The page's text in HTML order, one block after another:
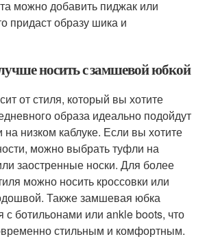
можно добавить пиджак или
придаст образу шика и
носить с замшевой юбкой
от стиля, который вы хотите
образа идеально подойдут
на низком каблуке. Если вы хотите
можно выбрать туфли на
заостренные носки. Для более
можно носить кроссовки или
Также замшевая юбка
с ботильонами или ankle boots, что
стильным и комфортным.